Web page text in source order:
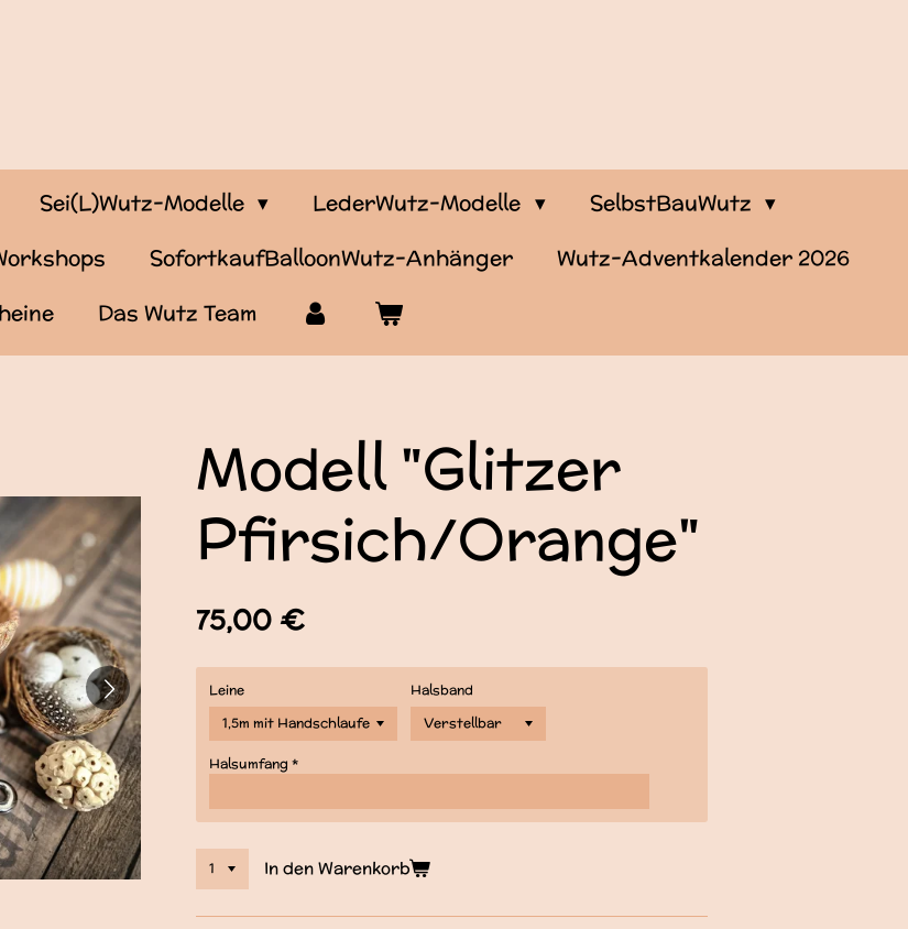
Sei(L)Wutz-Modelle LederWutz-Modelle
SelbstBauWutz
SofortkaufBalloonWutz-Anhänger
Wutz-Adventkalender 2026
Das Wutz Team
Modell "Glitzer
Pfirsich/Orange"
75,00 €
Leine Halsband
Halsumfang *
In den Warenkorb